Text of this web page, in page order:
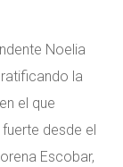
Noelia
la
el que
desde el
Escobar,